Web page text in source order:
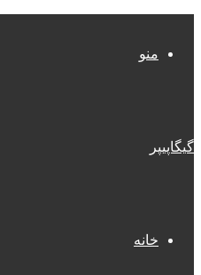
منو
گیگاپیپر
خانه